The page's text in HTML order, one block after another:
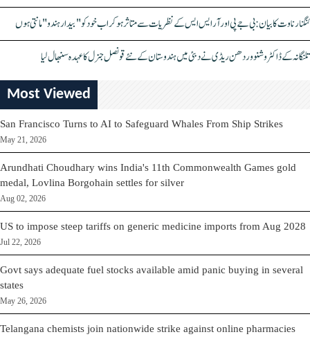
کنگنا رناوت کا بیان: بی جے پی اور آر ایس ایس کے نظریات سے متاثر ہو کر اب خود کو "بیدار ہندو" مانتی ہوں
تلنگانہ کے ڈاکٹر وشنو وردھن ریڈی نے دبئی میں ہندوستان کے نئے قونصل جنرل کا عہدہ سنبھال لیا
Most Viewed
San Francisco Turns to AI to Safeguard Whales From Ship Strikes
May 21, 2026
Arundhati Choudhary wins India's 11th Commonwealth Games gold
medal, Lovlina Borgohain settles for silver
Aug 02, 2026
US to impose steep tariffs on generic medicine imports from Aug 2028
Jul 22, 2026
Govt says adequate fuel stocks available amid panic buying in several
states
May 26, 2026
Telangana chemists join nationwide strike against online pharmacies